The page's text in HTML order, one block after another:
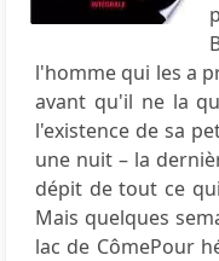
l'homme qui les a
avant qu'il ne la
l'existence de sa
une nuit – la
dépit de tout ce
Mais quelques
lac de CômePour